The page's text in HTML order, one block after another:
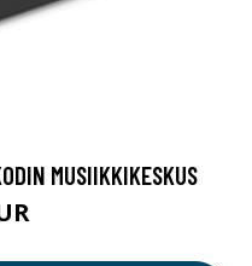
MUSIIKKIKESKUS